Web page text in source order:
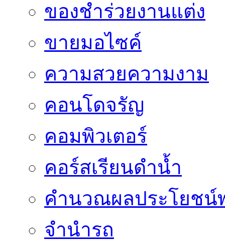
ของชำร่วยงานแต่ง
ขายมอไซค์
ความสวยความงาม
คอนโดจรัญ
คอมพิวเตอร์
คอร์สเรียนดำน้ำ
คำนวณผลประโยชน์
จำนำรถ